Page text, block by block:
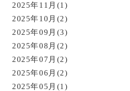
2025年11月(1)
2025年10月(2)
2025年09月(3)
2025年08月(2)
2025年07月(2)
2025年06月(2)
2025年05月(1)